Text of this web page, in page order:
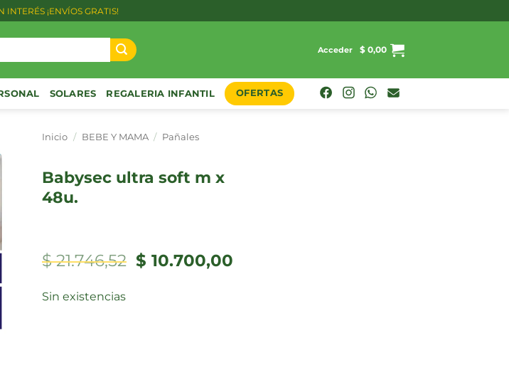
INTERÉS ¡ENVÍOS GRATIS!
Acceder $ 0,00
SOLARES REGALERIA INFANTIL OFERTAS
Inicio / BEBE Y MAMA / Pañales
babysec ultra soft m x
48u.
$21.746,52 El
precio
$ 10.700,00El
Sin existencias